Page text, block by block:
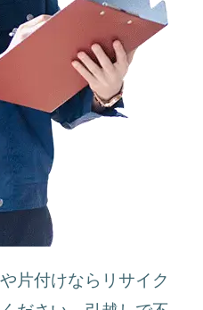
片付けならリサイク